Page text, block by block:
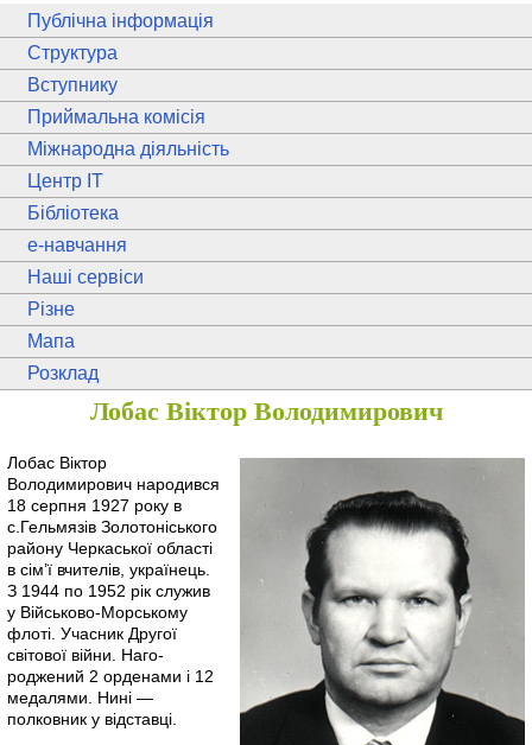
Публічна інформація
Структура
Вступнику
Приймальна комісія
Міжнародна діяльність
Центр ІТ
Бібліотека
e-навчання
Наші сервіси
Різне
Мапа
Розклад
Лобас Віктор Володимирович
Лобас Віктор
Володимирович народився
18 серпня 1927 року в
с.Гельмязів Золотоніського
району Черкаської області
в сім’ї вчителів, українець.
З 1944 по 1952 рік служив
у Військово-Морському
флоті. Учасник Другої
світової війни. Наго-
роджений 2 орденами і 12
медалями. Нині —
полковник у відставці.